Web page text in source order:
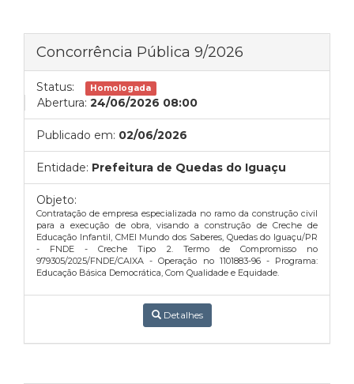
Concorrência Pública 9/2026
Status: Homologada
Abertura: 24/06/2026 08:00
Publicado em: 02/06/2026
Entidade: Prefeitura de Quedas do Iguaçu
Objeto:
Contratação de empresa especializada no ramo da construção civil
para a execução de obra, visando a construção de Creche de
Educação Infantil, CMEI Mundo dos Saberes, Quedas do Iguaçu/PR
- FNDE - Creche Tipo 2. Termo de Compromisso no
979305/2025/FNDE/CAIXA - Operação no 1101883-96 - Programa:
Educação Básica Democrática, Com Qualidade e Equidade.
Detalhes